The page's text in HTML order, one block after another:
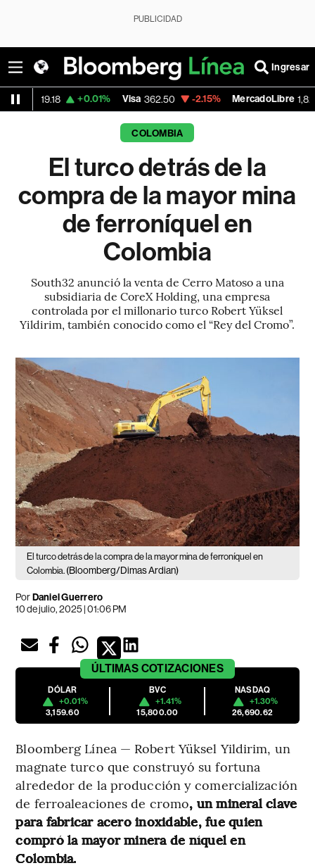
PUBLICIDAD
Ingresar
+0.01% Visa 362.50 -2.15% MercadoLibre 1,821.795 -
COLOMBIA
El turco detrás de la
compra de la mayor mina
de ferroníquel en
Colombia
South32 anunció la venta de Cerro Matoso a una
subsidiaria de CoreX Holding, una empresa
controlada por el millonario turco Robert Yüksel
Yildirim, también conocido como el “Rey del Cromo”.
El turco detrás de la compra de la mayor mina de ferroníquel en
Colombia. (Bloomberg/Dimas Ardian)
PorDaniel Guerrero
10 de julio, 2025 | 01:06 PM
ÚLTIMAS COTIZACIONES
DÓLAR
+0.01%
3,159.60
BVC
+1.41%
15,800.00
NASDAQ
+1.30%
26,690.62
Bloomberg Línea — Robert Yüksel Yildirim, un
magnate turco que construyó su fortuna
alrededor de la producción y comercialización
de ferroaleaciones de cromo, un mineral clave
para fabricar acero inoxidable, fue quien
compró la mayor minera de níquel en
Colombia.